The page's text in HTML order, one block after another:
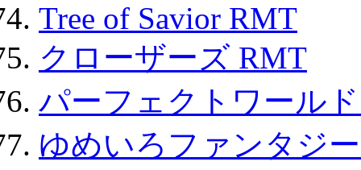
Tree of Savior RMT
クローザーズ RMT
パーフェクトワール
ゆめいろファンタジ